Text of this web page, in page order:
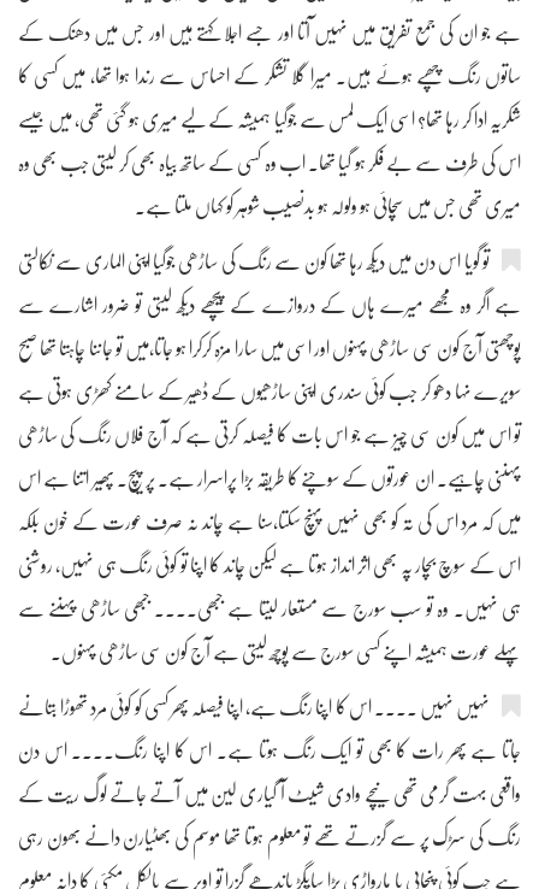
ہے جو ان کی جمع تفریق میں نہیں آتا اور جسے اجلا کہتے ہیں اور جس میں دھنک کے
ساتوں رنگ چھپے ہوئے ہیں۔ میرا گلا تشکر کے احساس سے رندا ہوا تھا، میں کسی کا
شکریہ ادا کر رہا تھا؟ اسی ایک لمس سے جوگیا ہمیشہ کے لیے میری ہو گئی تھی، میں جیسے
اس کی طرف سے بے فکر ہو گیا تھا۔ اب وہ کسی کے ساتھ بیاہ بھی کر لیتی جب بھی وہ
میری تھی جس میں سچائی ہو ولولہ ہو بدنصیب شوہر کو کہاں ملتا ہے۔
تو گویا اس دن میں دیکھ رہا تھا کون سے رنگ کی ساڑھی جوگیا اپنی الماری سے نکالتی
ہے اگر وہ مجھے میرے ہاں کے دروازے کے پیچھے دیکھ لیتی تو ضرور اشارے سے
پوچھتی آج کون سی ساڑھی پہنوں اور اسی میں سارا مزہ کرکرا ہو جاتا،میں تو جاننا چاہتا تھا صبح
سویرے نہا دھو کر جب کوئی سندری اپنی ساڑھیوں کے ڈھیر کے سامنے کھڑی ہوتی ہے
تو اس میں کون سی چیز ہے جو اس بات کا فیصلہ کرتی ہے کہ آج فلاں رنگ کی ساڑھی
پہننی چاہیے۔ ان عورتوں کے سوچنے کا طریقہ بڑا پراسرار ہے۔ پر پیچ۔ پھیر اتنا ہے اس
میں کہ مرد اس کی تہ کو بھی نہیں پہنچ سکتا،سنا ہے چاند نہ صرف عورت کے خون بلکہ
اس کے سوچ بچار پہ بھی اثر انداز ہوتا ہے لیکن چاند کا اپنا تو کوئی رنگ ہی نہیں، روشنی
ہی نہیں۔ وہ تو سب سورج سے مستعار لیتا ہے جبھی.... جبھی ساڑھی پہننے سے
پہلے عورت ہمیشہ اپنے کسی سورج سے پوچھ لیتی ہے آج کون سی ساڑھی پہنوں۔
نہیں نہیں .... اس کا اپنا رنگ ہے، اپنا فیصلہ پھر کسی کو کوئی مرد تھوڑا بتانے
جاتا ہے پھر رات کا بھی تو ایک رنگ ہوتا ہے۔ اس کا اپنا رنگ.... اس دن
واقعی بہت گرمی تھی نیچے وادی شیٹ آ گیاری لین میں آتے جاتے لوگ ریت کے
رنگ کی سڑک پر سے گزرتے تھے تو معلوم ہوتا تھا موسم کی بھٹیارن دانے بھون رہی
ہے جب کوئی پنجابی یا مارواڑی بڑا ساپگڑ باندھے گزرا تو اوپر سے بالکل مکئی کا دانہ معلوم